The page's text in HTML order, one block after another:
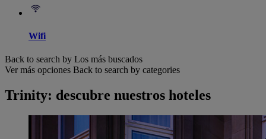
Wifi
Back to search by Los más buscados
Ver más opciones Back to search by categories
Trinity: descubre nuestros hoteles